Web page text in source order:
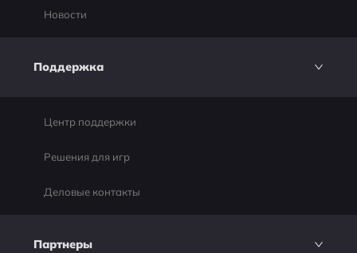
Новости
Поддержка
Центр поддержки
Решения для игр
Деловые контакты
Партнеры